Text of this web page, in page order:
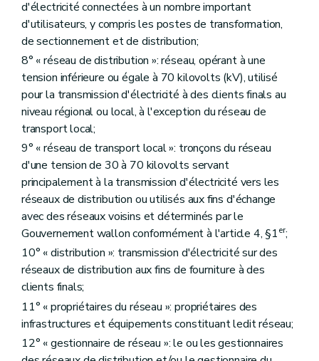
d'électricité connectées à un nombre important
d'utilisateurs, y compris les postes de transformation,
de sectionnement et de distribution;
8° « réseau de distribution »: réseau, opérant à une
tension inférieure ou égale à 70 kilovolts (kV), utilisé
pour la transmission d'électricité à des clients finals au
niveau régional ou local, à l'exception du réseau de
transport local;
9° « réseau de transport local »: tronçons du réseau
d'une tension de 30 à 70 kilovolts servant
principalement à la transmission d'électricité vers les
réseaux de distribution ou utilisés aux fins d'échange
avec des réseaux voisins et déterminés par le
Gouvernement wallon conformément à l'article 4, §1er;
10° « distribution »: transmission d'électricité sur des
réseaux de distribution aux fins de fourniture à des
clients finals;
11° « propriétaires du réseau »: propriétaires des
infrastructures et équipements constituant ledit réseau;
12° « gestionnaire de réseau »: le ou les gestionnaires